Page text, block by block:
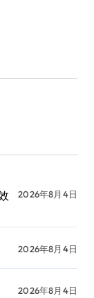
2026年8月4日
2026年8月4日
2026年8月4日